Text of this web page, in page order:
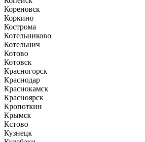
Кореновск
Коркино
Кострома
Котельниково
Котельнич
Котово
Котовск
Красногорск
Краснодар
Краснокамск
Красноярск
Кропоткин
Крымск
Кстово
Кузнецк